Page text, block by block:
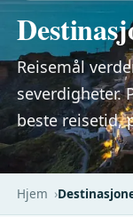
Reisemål
severdigheter.
beste reisetid,
Hjem